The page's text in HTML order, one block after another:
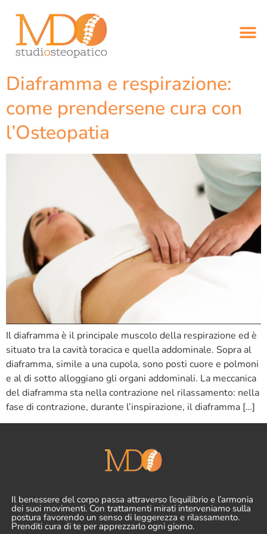
Diaframma e respirazione:
come prendersene cura con
l’Osteopatia
Il diaframma è il principale muscolo della respirazione ed è
situato tra la cavità toracica e quella addominale. Sopra al
diaframma, simile a una cupola, sono posti cuore e polmoni
e al di sotto alloggiano gli organi addominali. La meccanica
del diaframma sta nella contrazione nel rilassamento: nella
fase di contrazione, durante l’inspirazione, il diaframma […]
Il benessere del corpo passa attraverso l’equilibrio e l’armonia
dei suoi movimenti. Con trattamenti mirati interveniamo sulla
postura favorendo un senso di leggerezza e rilassamento.
Prenditi cura di te per apprezzarlo ogni giorno.